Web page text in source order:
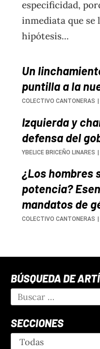
especificidad,
inmediata que se
hipótesis...
Un
puntilla a la
COLECTIVO CANTONERAS
Izquierda y
defensa del
YBELICE BRICEÑO LINARES
¿Los hombres
potencia?
mandatos de
COLECTIVO CANTONERAS
BÚSQUEDA DE
SECCIONES